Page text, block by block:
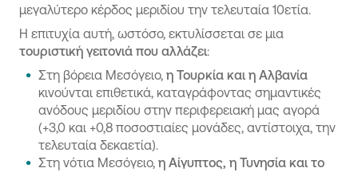
μεγαλύτερο κέρδος μεριδίου την τελευταία 10ετία.
Η επιτυχία αυτή, ωστόσο, εκτυλίσσεται σε μια
τουριστική γειτονιά που αλλάζει:
Στη βόρεια Μεσόγειο, η Τουρκία και η Αλβανία
κινούνται επιθετικά, καταγράφοντας σημαντικές
ανόδους μεριδίου στην περιφερειακή μας αγορά
(+3,0 και +0,8 ποσοστιαίες μονάδες, αντίστοιχα, την
τελευταία δεκαετία).
Στη νότια Μεσόγειο, η Αίγυπτος, η Τυνησία και το